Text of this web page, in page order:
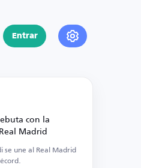
Entrar
con la
Madrid
se une al Real Madrid